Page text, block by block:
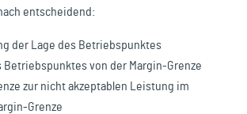
entscheidend:
der Lage des Betriebspunktes
Betriebspunktes von der Margin-Grenze
zur nicht akzeptablen Leistung im
Grenze